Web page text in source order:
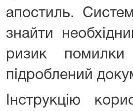
апостиль.
знайти
ризик
підроблений
Інструкцію